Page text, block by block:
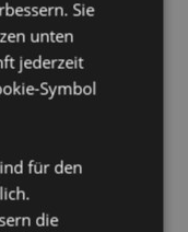
bei Puckator
Leitfaden für
Sie
unten
jederzeit
Symbol
für den
die